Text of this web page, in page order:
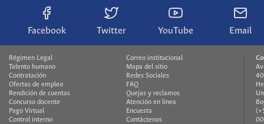
Facebook Twitter YouTube Email
Régimen Legal
Talento humano
Contratación
Ofertas de empleo
Rendición de cuentas
Concurso docente
Pago Virtual
Control interno
Correo institucional
Mapa del sitio
Redes Sociales
FAQ
Quejas y reclamos
Atención en línea
Encuesta
Contáctenos